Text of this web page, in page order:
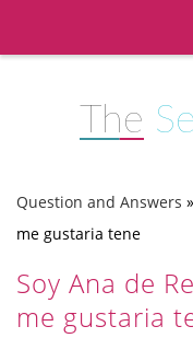
The
Question and Answers »
me gustaria tene
Soy Ana de
me gustaria